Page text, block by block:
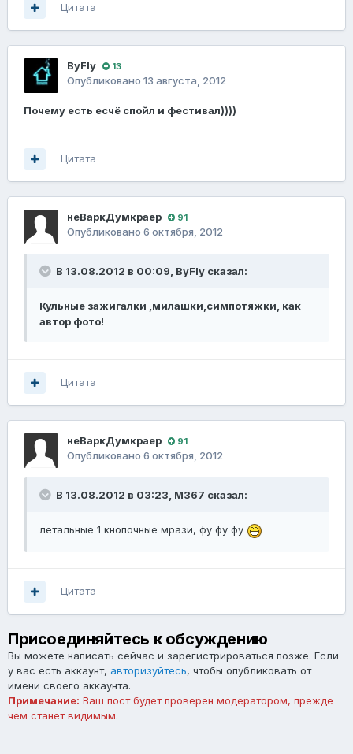
Цитата
ВyFly 13
Опубликовано 13 августа, 2012
Почему есть есчё спойл и фестивал))))
Цитата
неВаркДумкраер 91
Опубликовано 6 октября, 2012
В 13.08.2012 в 00:09, ВyFly сказал:
Кульные зажигалки ,милашки,симпотяжки, как
автор фото!
Цитата
неВаркДумкраер 91
Опубликовано 6 октября, 2012
В 13.08.2012 в 03:23, M367 сказал:
летальные 1 кнопочные мрази, фу фу фу
Цитата
Присоединяйтесь к обсуждению
Вы можете написать сейчас и зарегистрироваться позже. Если
у вас есть аккаунт, авторизуйтесь, чтобы опубликовать от
имени своего аккаунта.
Примечание: Ваш пост будет проверен модератором, прежде
чем станет видимым.